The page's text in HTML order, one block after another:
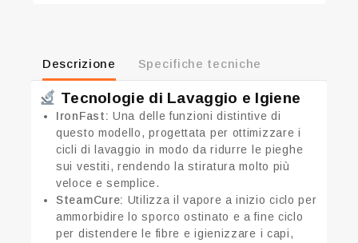
Descrizione Specifiche tecniche
Tecnologie di Lavaggio e Igiene
IronFast: Una delle funzioni distintive di
questo modello, progettata per ottimizzare i
cicli di lavaggio in modo da ridurre le pieghe
sui vestiti, rendendo la stiratura molto più
veloce e semplice.
SteamCure: Utilizza il vapore a inizio ciclo per
ammorbidire lo sporco ostinato e a fine ciclo
per distendere le fibre e igienizzare i capi,